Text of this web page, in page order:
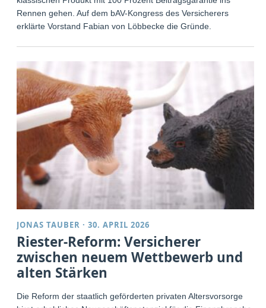
Rennen gehen. Auf dem bAV-Kongress des Versicherers
erklärte Vorstand Fabian von Löbbecke die Gründe.
JONAS TAUBER ·30. APRIL 2026
Riester-Reform: Versicherer
zwischen neuem Wettbewerb und
alten Stärken
Die Reform der staatlich geförderten privaten Altersvorsorge